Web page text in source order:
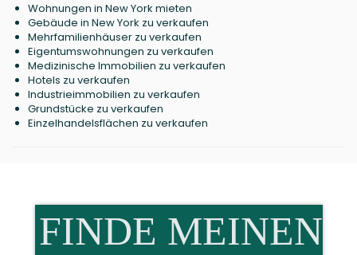
Wohnungen in New York mieten
Gebäude in New York zu verkaufen
Mehrfamilienhäuser zu verkaufen
Eigentumswohnungen zu verkaufen
Medizinische Immobilien zu verkaufen
Hotels zu verkaufen
Industrieimmobilien zu verkaufen
Grundstücke zu verkaufen
Einzelhandelsflächen zu verkaufen
FINDE MEINEN